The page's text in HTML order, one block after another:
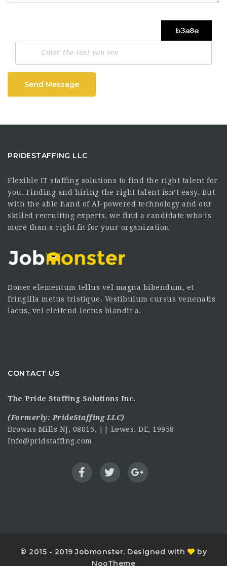
Send Message
PRIDESTAFFING LLC
Flexible IT staffing solutions to find the right talent for
you. Finding and hiring the right talent isn’t easy. But
with the able hand of AI-powered technology and our
skilled recruiting experts, we find a candidate who is
more than a right fit for your organization
Donec elementum tellus vel magna bibendum, et
fringilla metus tristique. Vestibulum cursus venenatis
lacus, vel eleifend lectus blandit a.
CONTACT US
The Pride Staffing Solutions Inc.
(Formerly: PrideStaffing LLC)
Browns Mills NJ, 08015, || Lewes. DE, 19958
Info@pridstaffing.com
© 2015 - 2019 Jobmonster. Designed with
by
NooTheme